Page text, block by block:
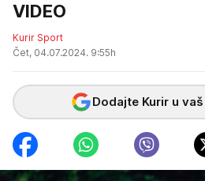
VIDEO
Kurir Sport
Čet, 04.07.2024. 9:55h
Dodajte Kurir u